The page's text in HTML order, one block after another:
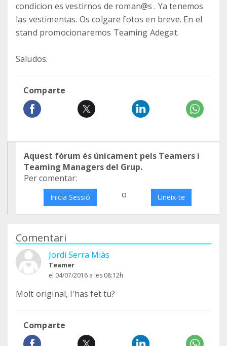
condicion es vestirnos de roman@s . Ya tenemos
las vestimentas. Os colgare fotos en breve. En el
stand promocionaremos Teaming Adegat.
Saludos.
Comparte
Aquest fòrum és únicament pels Teamers i
Teaming Managers del Grup.
Per comentar:
Inicia Sessió o Uneix-te
Comentari
Jordi Serra Miàs
Teamer
el 04/07/2016 a les 08:12h
Molt original, l'has fet tu?
Comparte